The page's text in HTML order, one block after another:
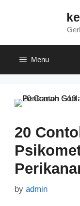
Menu
20
by admin